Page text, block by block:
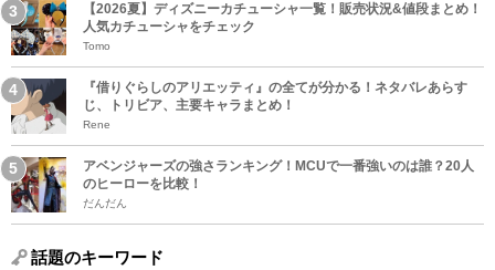
【2026夏】ディズニーカチューシャ一覧！販売状況&値段まとめ！
人気カチューシャをチェック
Tomo
『借りぐらしのアリエッティ』の全てが分かる！ネタバレあらす
じ、トリビア、主要キャラまとめ！
Rene
アベンジャーズの強さランキング！MCUで一番強いのは誰？20人
のヒーローを比較！
だんだん
話題のキーワード